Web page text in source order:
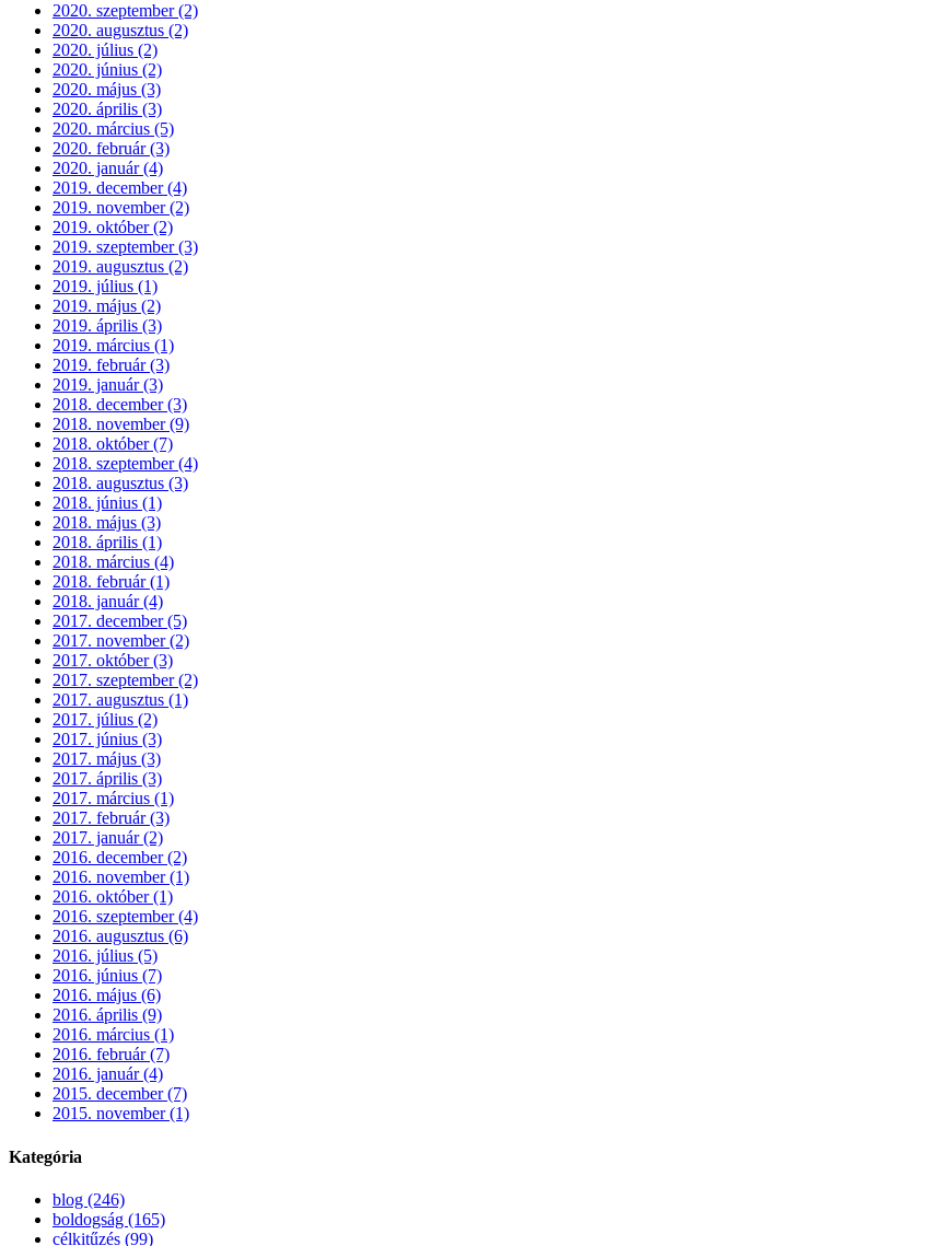
2020. szeptember (2)
2020. augusztus (2)
2020. július (2)
2020. június (2)
2020. május (3)
2020. április (3)
2020. március (5)
2020. február (3)
2020. január (4)
2019. december (4)
2019. november (2)
2019. október (2)
2019. szeptember (3)
2019. augusztus (2)
2019. július (1)
2019. május (2)
2019. április (3)
2019. március (1)
2019. február (3)
2019. január (3)
2018. december (3)
2018. november (9)
2018. október (7)
2018. szeptember (4)
2018. augusztus (3)
2018. június (1)
2018. május (3)
2018. április (1)
2018. március (4)
2018. február (1)
2018. január (4)
2017. december (5)
2017. november (2)
2017. október (3)
2017. szeptember (2)
2017. augusztus (1)
2017. július (2)
2017. június (3)
2017. május (3)
2017. április (3)
2017. március (1)
2017. február (3)
2017. január (2)
2016. december (2)
2016. november (1)
2016. október (1)
2016. szeptember (4)
2016. augusztus (6)
2016. július (5)
2016. június (7)
2016. május (6)
2016. április (9)
2016. március (1)
2016. február (7)
2016. január (4)
2015. december (7)
2015. november (1)
Kategória
blog (246)
boldogság (165)
célkitűzés (99)